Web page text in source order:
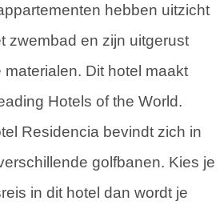
hebben uitzicht
zwembad en zijn uitgerust
Dit hotel maakt
Hotels of the World.
Residencia bevindt zich in
golfbanen. Kies je
in dit hotel dan wordt je